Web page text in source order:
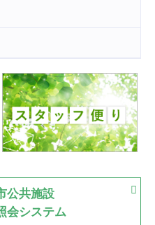
広場
古池運動広場
が開催
公共施設
会システム